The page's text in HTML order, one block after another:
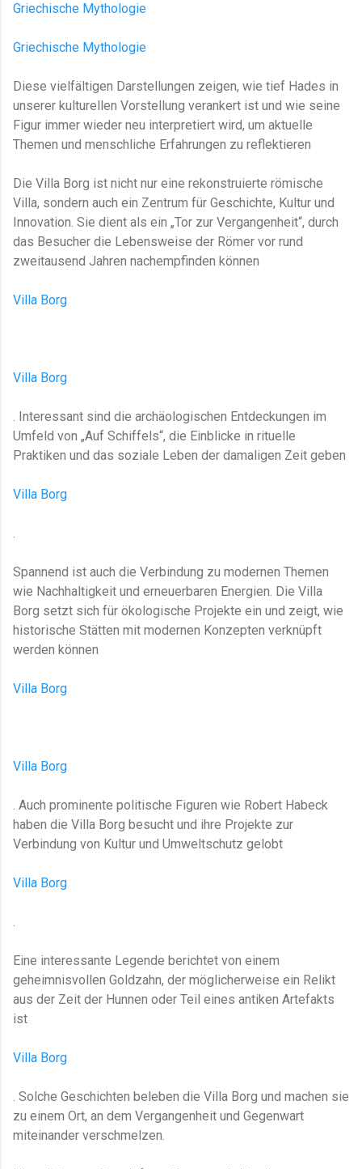
Griechische Mythologie
Griechische Mythologie
Diese vielfältigen Darstellungen zeigen, wie tief Hades in
unserer kulturellen Vorstellung verankert ist und wie seine
Figur immer wieder neu interpretiert wird, um aktuelle
Themen und menschliche Erfahrungen zu reflektieren
Die Villa Borg ist nicht nur eine rekonstruierte römische
Villa, sondern auch ein Zentrum für Geschichte, Kultur und
Innovation. Sie dient als ein „Tor zur Vergangenheit“, durch
das Besucher die Lebensweise der Römer vor rund
zweitausend Jahren nachempfinden können​
Villa Borg
Villa Borg
. Interessant sind die archäologischen Entdeckungen im
Umfeld von „Auf Schiffels“, die Einblicke in rituelle
Praktiken und das soziale Leben der damaligen Zeit geben​
Villa Borg
Spannend ist auch die Verbindung zu modernen Themen
wie Nachhaltigkeit und erneuerbaren Energien. Die Villa
Borg setzt sich für ökologische Projekte ein und zeigt, wie
historische Stätten mit modernen Konzepten verknüpft
werden können​
Villa Borg
Villa Borg
. Auch prominente politische Figuren wie Robert Habeck
haben die Villa Borg besucht und ihre Projekte zur
Verbindung von Kultur und Umweltschutz gelobt​
Villa Borg
Eine interessante Legende berichtet von einem
geheimnisvollen Goldzahn, der möglicherweise ein Relikt
aus der Zeit der Hunnen oder Teil eines antiken Artefakts
ist​
Villa Borg
. Solche Geschichten beleben die Villa Borg und machen sie
zu einem Ort, an dem Vergangenheit und Gegenwart
miteinander verschmelzen.